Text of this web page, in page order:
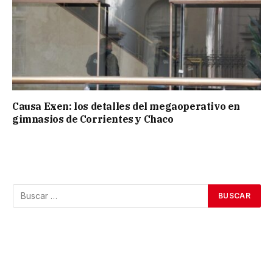
Causa Exen: los detalles del megaoperativo en
gimnasios de Corrientes y Chaco